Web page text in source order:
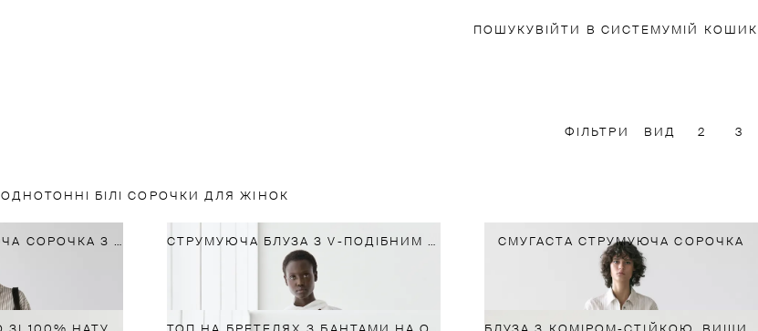
ПОШУКУВІЙТИ В СИСТЕМУ МІЙ КОШИК
ФІЛЬТРИ ВИД 2 3
ОДНОТОННІ БІЛІ СОРОЧКИ ДЛЯ ЖІНОК
СМУГАСТА СТРУМУЮЧА СОРОЧКА З КОМІРОМ-СТІЙКОЮ СТРУМУЮЧА БЛУЗА З V-ПОДІБНИМ КОМІРОМ ТА ЗАВ'ЯЗКАМИ СМУГАСТА СТРУМУЮЧА СОРОЧКА